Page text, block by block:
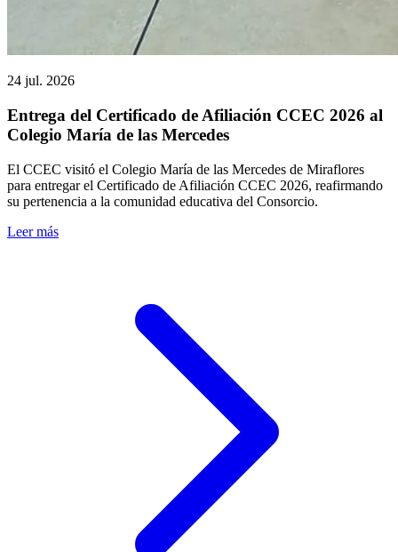
24 jul. 2026
Entrega del Certificado de Afiliación CCEC 2026 al
Colegio María de las Mercedes
El CCEC visitó el Colegio María de las Mercedes de Miraflores
para entregar el Certificado de Afiliación CCEC 2026, reafirmando
su pertenencia a la comunidad educativa del Consorcio.
Leer más